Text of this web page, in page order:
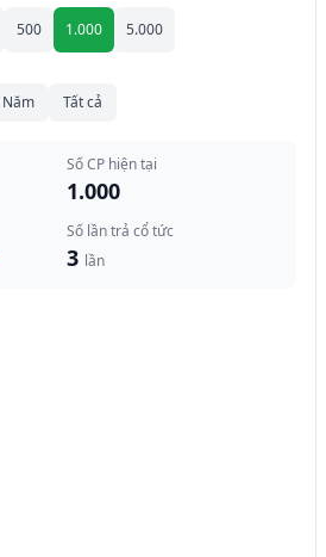
500 1.000 5.000
Năm Tất cả
Số CP hiện tại
1.000
Số lần trả cổ tức
3 lần